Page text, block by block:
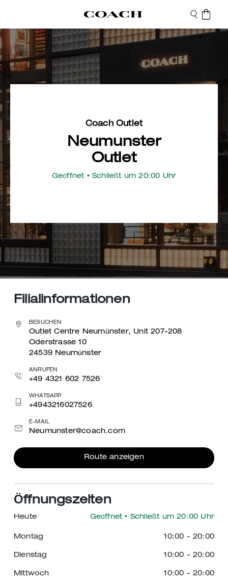
Coach Outlet
Neumunster
Outlet
Geöffnet • Schließt um 20:00 Uhr
Filialinformationen
BESUCHEN
Outlet Centre Neumünster, Unit 207-208
Oderstrasse 10
24539 Neumünster
ANRUFEN
+49 4321 602 7526
WHATSAPP
+4943216027526
E-MAIL
Neumunster@coach.com
Route anzeigen
Öffnungszeiten
Heute Geöffnet • Schließt um 20:00 Uhr
Montag 10:00 - 20:00
Dienstag 10:00 - 20:00
Mittwoch 10:00 - 20:00